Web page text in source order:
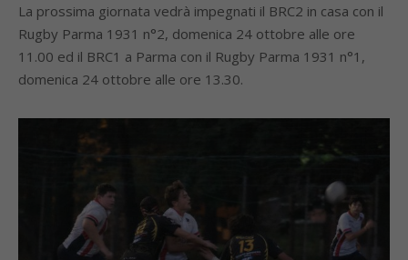
La prossima giornata vedrà impegnati il BRC2 in casa con il
Rugby Parma 1931 n°2, domenica 24 ottobre alle ore
11.00 ed il BRC1 a Parma con il Rugby Parma 1931 n°1,
domenica 24 ottobre alle ore 13.30.